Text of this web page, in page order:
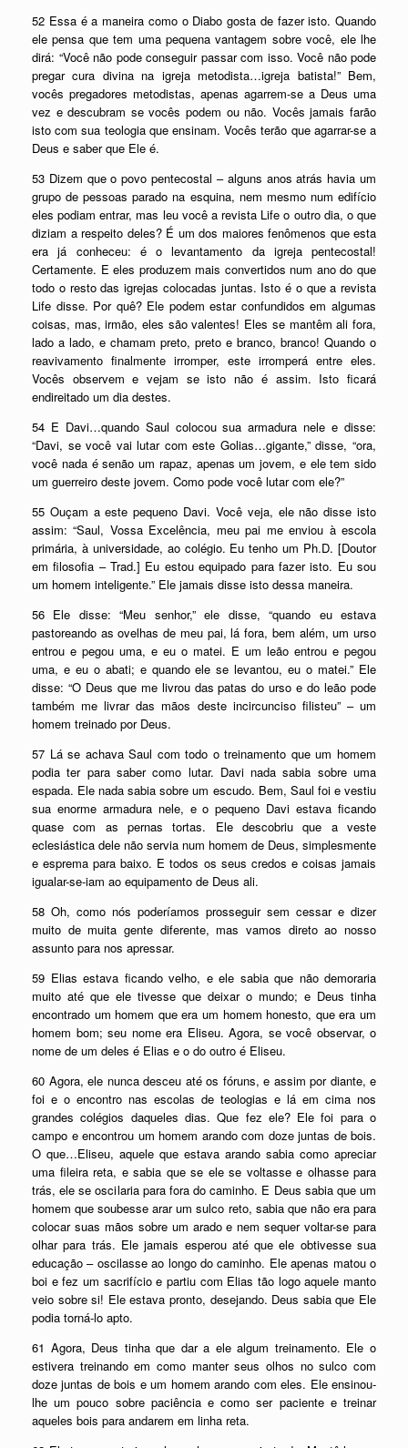
52 Essa é a maneira como o Diabo gosta de fazer isto. Quando
ele pensa que tem uma pequena vantagem sobre você, ele lhe
dirá: “Você não pode conseguir passar com isso. Você não pode
pregar cura divina na igreja metodista…igreja batista!” Bem,
vocês pregadores metodistas, apenas agarrem-se a Deus uma
vez e descubram se vocês podem ou não. Vocês jamais farão
isto com sua teologia que ensinam. Vocês terão que agarrar-se a
Deus e saber que Ele é.
53 Dizem que o povo pentecostal – alguns anos atrás havia um
grupo de pessoas parado na esquina, nem mesmo num edifício
eles podiam entrar, mas leu você a revista Life o outro dia, o que
diziam a respeito deles? É um dos maiores fenômenos que esta
era já conheceu: é o levantamento da igreja pentecostal!
Certamente. E eles produzem mais convertidos num ano do que
todo o resto das igrejas colocadas juntas. Isto é o que a revista
Life disse. Por quê? Ele podem estar confundidos em algumas
coisas, mas, irmão, eles são valentes! Eles se mantêm ali fora,
lado a lado, e chamam preto, preto e branco, branco! Quando o
reavivamento finalmente irromper, este irromperá entre eles.
Vocês observem e vejam se isto não é assim. Isto ficará
endireitado um dia destes.
54 E Davi…quando Saul colocou sua armadura nele e disse:
“Davi, se você vai lutar com este Golias…gigante,” disse, “ora,
você nada é senão um rapaz, apenas um jovem, e ele tem sido
um guerreiro deste jovem. Como pode você lutar com ele?”
55 Ouçam a este pequeno Davi. Você veja, ele não disse isto
assim: “Saul, Vossa Excelência, meu pai me enviou à escola
primária, à universidade, ao colégio. Eu tenho um Ph.D. [Doutor
em filosofia – Trad.] Eu estou equipado para fazer isto. Eu sou
um homem inteligente.” Ele jamais disse isto dessa maneira.
56 Ele disse: “Meu senhor,” ele disse, “quando eu estava
pastoreando as ovelhas de meu pai, lá fora, bem além, um urso
entrou e pegou uma, e eu o matei. E um leão entrou e pegou
uma, e eu o abati; e quando ele se levantou, eu o matei.” Ele
disse: “O Deus que me livrou das patas do urso e do leão pode
também me livrar das mãos deste incircunciso filisteu” – um
homem treinado por Deus.
57 Lá se achava Saul com todo o treinamento que um homem
podia ter para saber como lutar. Davi nada sabia sobre uma
espada. Ele nada sabia sobre um escudo. Bem, Saul foi e vestiu
sua enorme armadura nele, e o pequeno Davi estava ficando
quase com as pernas tortas. Ele descobriu que a veste
eclesiástica dele não servia num homem de Deus, simplesmente
e esprema para baixo. E todos os seus credos e coisas jamais
igualar-se-iam ao equipamento de Deus ali.
58 Oh, como nós poderíamos prosseguir sem cessar e dizer
muito de muita gente diferente, mas vamos direto ao nosso
assunto para nos apressar.
59 Elias estava ficando velho, e ele sabia que não demoraria
muito até que ele tivesse que deixar o mundo; e Deus tinha
encontrado um homem que era um homem honesto, que era um
homem bom; seu nome era Eliseu. Agora, se você observar, o
nome de um deles é Elias e o do outro é Eliseu.
60 Agora, ele nunca desceu até os fóruns, e assim por diante, e
foi e o encontro nas escolas de teologias e lá em cima nos
grandes colégios daqueles dias. Que fez ele? Ele foi para o
campo e encontrou um homem arando com doze juntas de bois.
O que…Eliseu, aquele que estava arando sabia como apreciar
uma fileira reta, e sabia que se ele se voltasse e olhasse para
trás, ele se oscilaria para fora do caminho. E Deus sabia que um
homem que soubesse arar um sulco reto, sabia que não era para
colocar suas mãos sobre um arado e nem sequer voltar-se para
olhar para trás. Ele jamais esperou até que ele obtivesse sua
educação – oscilasse ao longo do caminho. Ele apenas matou o
boi e fez um sacrifício e partiu com Elias tão logo aquele manto
veio sobre si! Ele estava pronto, desejando. Deus sabia que Ele
podia torná-lo apto.
61 Agora, Deus tinha que dar a ele algum treinamento. Ele o
estivera treinando em como manter seus olhos no sulco com
doze juntas de bois e um homem arando com eles. Ele ensinou-
lhe um pouco sobre paciência e como ser paciente e treinar
aqueles bois para andarem em linha reta.